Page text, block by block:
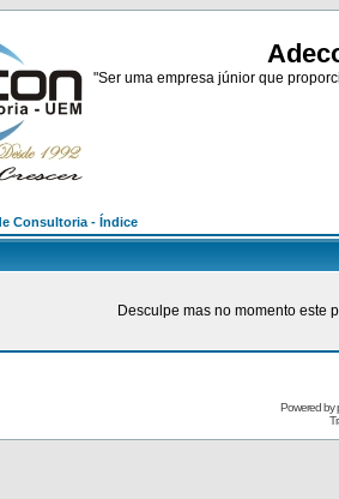
"Ser uma empresa júnior que
Consultoria - Índice
Desculpe mas no momento este
Powered by